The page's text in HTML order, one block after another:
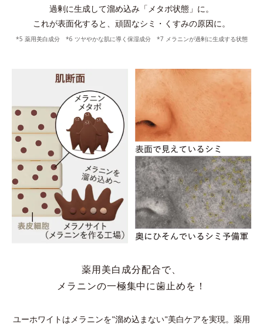
過剰に生成して溜め込み「メタボ状態」に。
これが表面化すると、頑固なシミ・くすみの原因に。
*5 薬用美白成分 *6 ツヤやかな肌に導く保湿成分 *7 メラニンが過剰に生成する状態
薬用美白成分配合で、
メラニンの一極集中に歯止めを！
ユーホワイトはメラニンを"溜め込まない"美白ケアを実現。 薬用